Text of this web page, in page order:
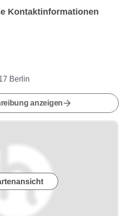
Kontaktinformationen
Berlin
anzeigen